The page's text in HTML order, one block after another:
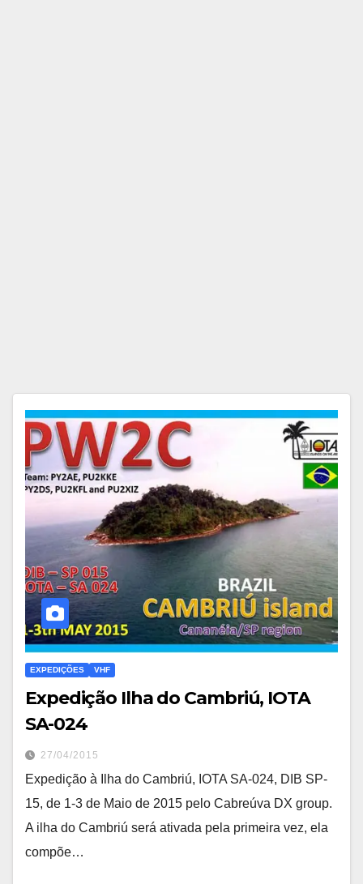
EXPEDIÇÕES VHF
Expedição Ilha do Cambriú, IOTA
SA-024
27/04/2015
Expedição à Ilha do Cambriú, IOTA SA-024, DIB SP-
15, de 1-3 de Maio de 2015 pelo Cabreúva DX group.
A ilha do Cambriú será ativada pela primeira vez, ela
compõe…